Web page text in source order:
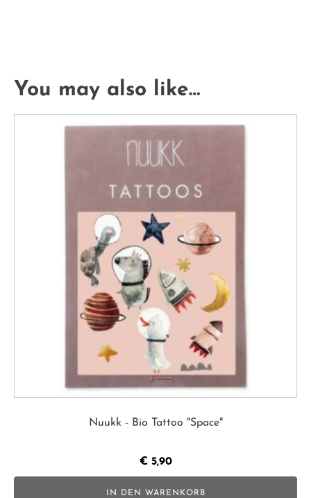
You may also like…
Nuukk - Bio Tattoo "Space"
€5,90
IN DEN WARENKORB